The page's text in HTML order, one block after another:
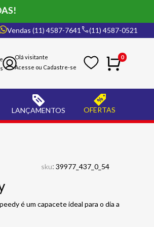
Vendas (11) 4587-7641 (11) 4587-0521
0
LANÇAMENTOS OFERTAS
sku: 39977_437_0_54
é um capacete ideal para o dia a